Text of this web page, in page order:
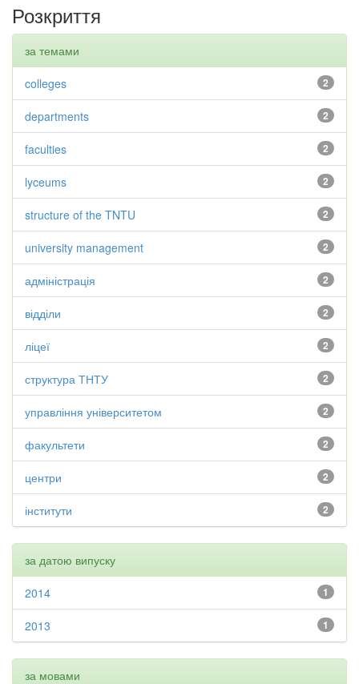
Розкриття
за темами
2
colleges
2
departments
2
faculties
2
lyceums
2
structure of the TNTU
2
university management
2
адміністрація
2
відділи
2
ліцеї
2
структура ТНТУ
2
управління університетом
2
факультети
2
центри
2
інститути
за датою випуску
1
2014
1
2013
за мовами